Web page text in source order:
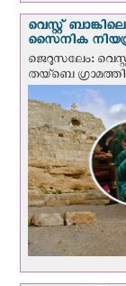
വെസ്റ്റ്
സൈനിക
ജെറുസലേം:
തയ്ബെ